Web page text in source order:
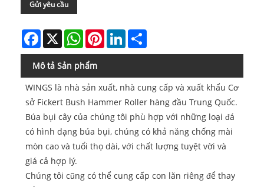
Gửi yêu cầu
Facebook
X WhatsAppPinterestLinkedIn
Mô tả Sản phẩm
WINGS là nhà sản xuất, nhà cung cấp và xuất khẩu Cơ
sở Fickert Bush Hammer Roller hàng đầu Trung Quốc.
Búa bụi cây của chúng tôi phù hợp với những loại đá
có hình dạng búa bụi, chúng có khả năng chống mài
mòn cao và tuổi thọ dài, với chất lượng tuyệt vời và
giá cả hợp lý.
Chúng tôi cũng có thể cung cấp con lăn riêng để thay